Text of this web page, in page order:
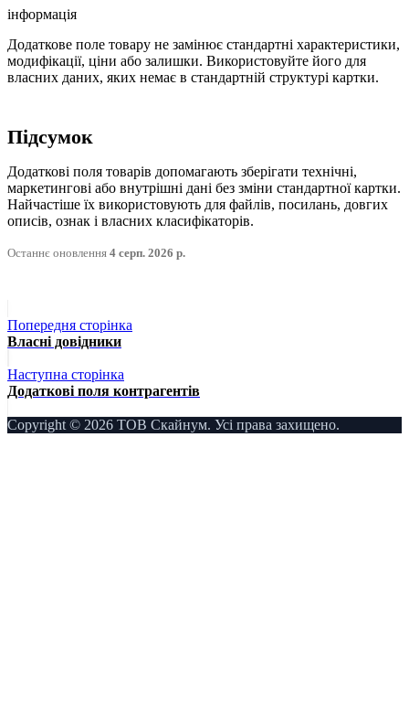
інформація
Додаткове поле товару не замінює стандартні характеристики,
модифікації, ціни або залишки. Використовуйте його для
власних даних, яких немає в стандартній структурі картки.
Підсумок
Додаткові поля товарів допомагають зберігати технічні,
маркетингові або внутрішні дані без зміни стандартної картки.
Найчастіше їх використовують для файлів, посилань, довгих
описів, ознак і власних класифікаторів.
Останнє оновлення 4 серп. 2026 р.
Попередня сторінка
Власні довідники
Наступна сторінка
Додаткові поля контрагентів
Copyright © 2026 ТОВ Скайнум. Усі права захищено.